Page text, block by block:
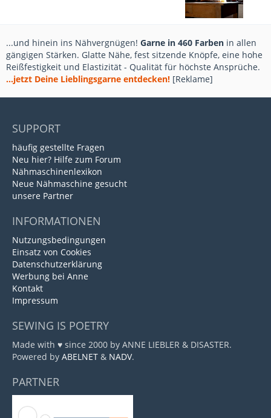
...und hinein ins Nähvergnügen! Garne in 460 Farben in allen
gängigen Stärken. Glatte Nähe, fest sitzende Knöpfe, eine hohe
Reißfestigkeit und Elastizität - Qualität für höchste Ansprüche.
...jetzt Deine Lieblingsgarne entdecken! [Reklame]
SUPPORT
häufig gestellte Fragen
Neu hier? Hilfe zum Forum
Nähmaschinenlexikon
Neue Nähmaschine gesucht
unsere Partner
INFORMATIONEN
Nutzungsbedingungen
Einsatz von Cookies
Datenschutzerklärung
Werbung bei Anne
Kontakt
Impressum
SEWING IS POETRY
Made with ♥ since 2000 by ANNE LIEBLER & DISASTER.
Powered by ABELNET & NADV.
PARTNER